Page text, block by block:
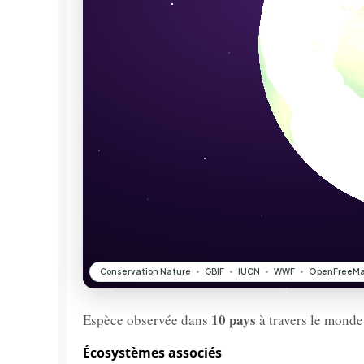
Espèce observée dans 10 pays à travers le
Écosystèmes associés